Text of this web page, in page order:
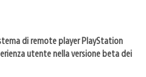
di remote player PlayStation
utente nella versione beta dei